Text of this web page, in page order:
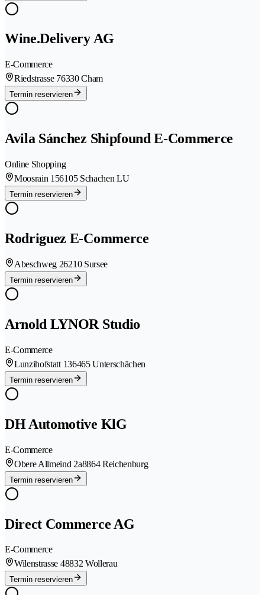
Wine.Delivery AG
E-Commerce
Riedstrasse 76330 Cham
Termin reservieren
Avila Sánchez Shipfound E-Commerce
Online Shopping
Moosrain 156105 Schachen LU
Termin reservieren
Rodriguez E-Commerce
Abeschweg 26210 Sursee
Termin reservieren
Arnold LYNOR Studio
E-Commerce
Lunzihofstatt 136465 Unterschächen
Termin reservieren
DH Automotive KlG
E-Commerce
Obere Allmeind 2a8864 Reichenburg
Termin reservieren
Direct Commerce AG
E-Commerce
Wilenstrasse 48832 Wollerau
Termin reservieren